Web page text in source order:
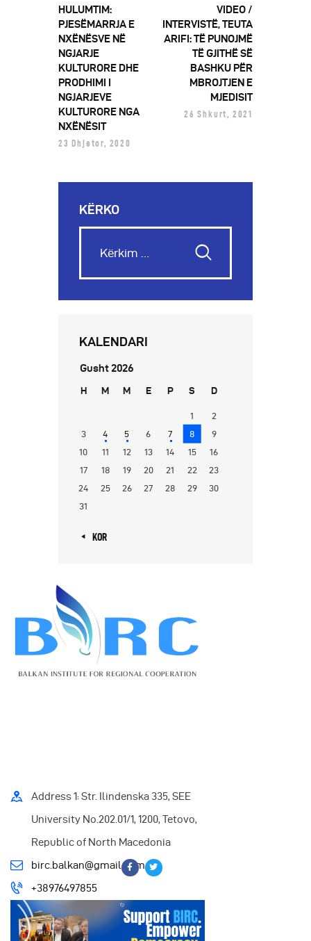
HULUMTIM:
PJESËMARRJA E
NXËNËSVE NË
NGJARJE
KULTURORE DHE
PRODHIMI I
NGJARJEVE
KULTURORE NGA
NXËNËSIT
23 Dhjetor, 2020
VIDEO /
INTERVISTË, TEUTA
ARIFI: TË PUNOJMË
TË GJITHË SË
BASHKU PËR
MBROJTJEN E
MJEDISIT
26 Shkurt, 2021
KËRKO
KALENDARI
Gusht 2026
H M M E P S D
1
2
3
4 5 6 7 8
9
10
11 12 13 14 15
16
17
18 19 20 21 22
23
24
25 26 27 28 29
30
31
« KOR
Address 1: Str. Ilindenska 335, SEE
University No.202.01/1, 1200, Tetovo,
Republic of North Macedonia
birc.balkan@gmail.com
+38976497855